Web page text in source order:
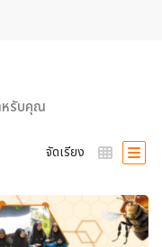
หรับคุณ
จัดเรียง